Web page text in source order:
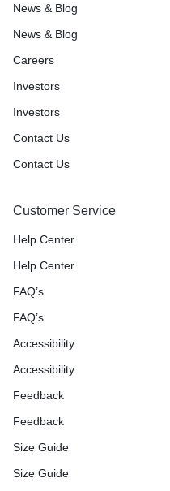
News & Blog
News & Blog
Careers
Investors
Investors
Contact Us
Contact Us
Customer Service
Help Center
Help Center
FAQ’s
FAQ’s
Accessibility
Accessibility
Feedback
Feedback
Size Guide
Size Guide